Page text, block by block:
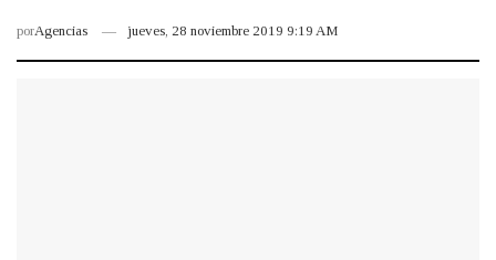
porAgencias jueves, 28 noviembre 2019 9:19 AM